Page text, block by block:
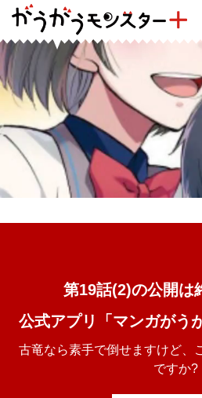
第19話(2)の公開は
公式アプリ「マンガがう
古竜なら素手で倒せますけど、
ですか?